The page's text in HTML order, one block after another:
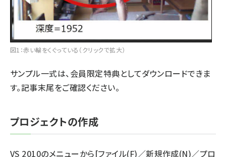
図1：赤い輪をくぐっている（クリックで拡大）
サンプル一式は、会員限定特典としてダウンロードできま
す。記事末尾をご確認ください。
プロジェクトの作成
VS 2010のメニューから[ファイル(F)／新規作成(N)／プロ